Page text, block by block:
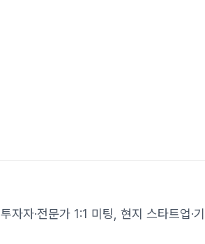
자·전문가 1:1 미팅, 현지 스타트업·기